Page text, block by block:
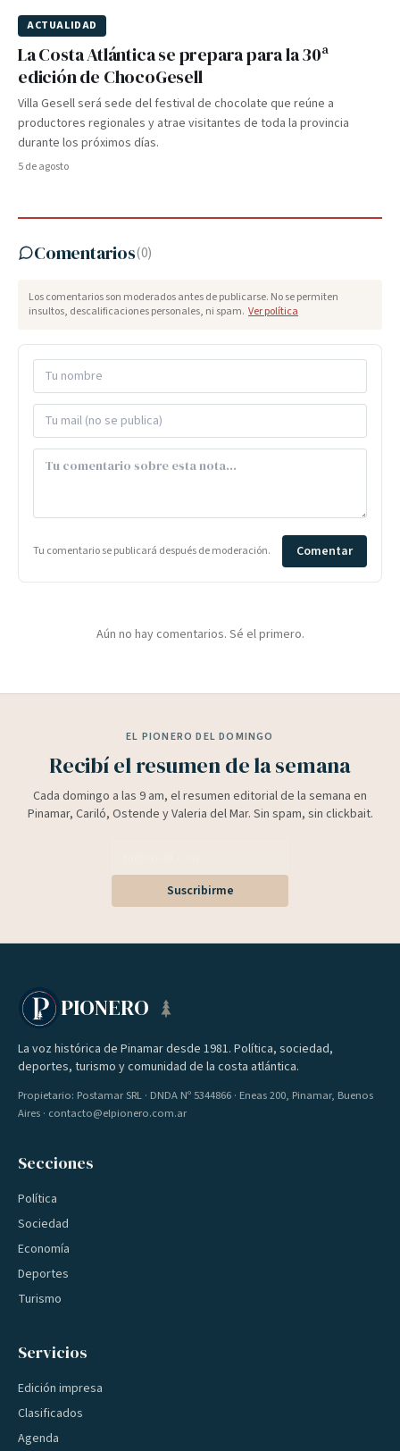
ACTUALIDAD
La Costa Atlántica se prepara para la 30ª
edición de ChocoGesell
Villa Gesell será sede del festival de chocolate que reúne a
productores regionales y atrae visitantes de toda la provincia
durante los próximos días.
5 de agosto
Comentarios(0)
Los comentarios son moderados antes de publicarse. No se permiten
insultos, descalificaciones personales, ni spam. Ver política
Tu comentario se publicará después de moderación. Comentar
Aún no hay comentarios. Sé el primero.
EL PIONERO DEL DOMINGO
Recibí el resumen de la semana
Cada domingo a las 9 am, el resumen editorial de la semana en
Pinamar, Cariló, Ostende y Valeria del Mar. Sin spam, sin clickbait.
Suscribirme
PIONERO
La voz histórica de Pinamar desde 1981. Política, sociedad,
deportes, turismo y comunidad de la costa atlántica.
Propietario: Postamar SRL · DNDA Nº 5344866 · Eneas 200, Pinamar, Buenos
Aires · contacto@elpionero.com.ar
Secciones
Política
Sociedad
Economía
Deportes
Turismo
Servicios
Edición impresa
Clasificados
Agenda